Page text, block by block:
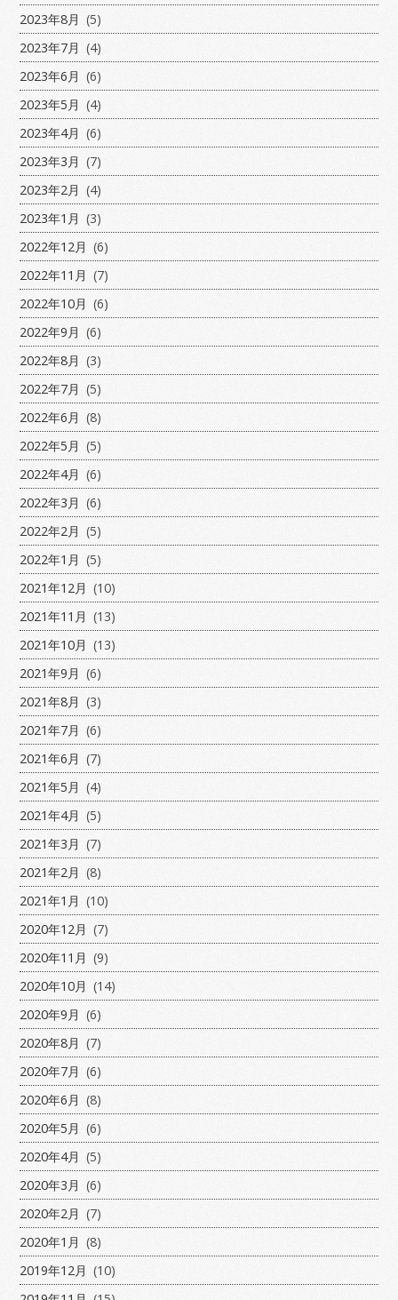
2023年8月 (5)
2023年7月 (4)
2023年6月 (6)
2023年5月 (4)
2023年4月 (6)
2023年3月 (7)
2023年2月 (4)
2023年1月 (3)
2022年12月 (6)
2022年11月 (7)
2022年10月 (6)
2022年9月 (6)
2022年8月 (3)
2022年7月 (5)
2022年6月 (8)
2022年5月 (5)
2022年4月 (6)
2022年3月 (6)
2022年2月 (5)
2022年1月 (5)
2021年12月 (10)
2021年11月 (13)
2021年10月 (13)
2021年9月 (6)
2021年8月 (3)
2021年7月 (6)
2021年6月 (7)
2021年5月 (4)
2021年4月 (5)
2021年3月 (7)
2021年2月 (8)
2021年1月 (10)
2020年12月 (7)
2020年11月 (9)
2020年10月 (14)
2020年9月 (6)
2020年8月 (7)
2020年7月 (6)
2020年6月 (8)
2020年5月 (6)
2020年4月 (5)
2020年3月 (6)
2020年2月 (7)
2020年1月 (8)
2019年12月 (10)